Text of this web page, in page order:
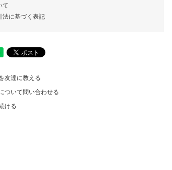
て
法に基づく表記
友達に教える
ついて問い合わせる
ける